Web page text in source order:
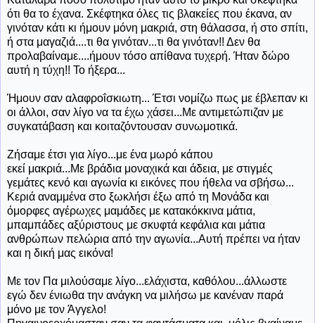
ότι θα το έχανα. Σκέφτηκα όλες τις βλακείες που έκανα, αν
γινόταν κάτι κι ήμουν μόνη μακριά, στη θάλασσα, ή στο σπίτι,
ή στα μαγαζιά....τι θα γινόταν...τι θα γινόταν!! Δεν θα
προλαβαίναμε....ήμουν τόσο απίθανα τυχερή. Ήταν δώρο
αυτή η τύχη!! Το ήξερα...
Ήμουν σαν αλαφροΐσκιωτη... Έτσι νομίζω πως με έβλεπαν κι
οι άλλοι, σαν λίγο να τα έχω χάσει...Με αντιμετώπιζαν με
συγκατάβαση και κοιταζόντουσαν συνωμοτικά.
Ζήσαμε έτσι για λίγο...με ένα μωρό κάπου
εκεί μακριά...Με βράδια μοναχικά και άδεια, με στιγμές
γεμάτες κενό και αγωνία κι εικόνες που ήθελα να σβήσω...
Κεριά αναμμένα στο ξωκλήσι έξω από τη Μονάδα και
όμορφες αγέρωχες μαμάδες με κατακόκκινα μάτια,
μπαμπάδες αξύριστους με σκυφτά κεφάλια και μάτια
ανθρώπων πελώρια από την αγωνία...Αυτή πρέπει να ήταν
και η δική μας εικόνα!
Με τον Πα μιλούσαμε λίγο...ελάχιστα, καθόλου...άλλωστε
εγώ δεν ένιωθα την ανάγκη να μιλήσω με κανέναν παρά
μόνο με τον Άγγελο!